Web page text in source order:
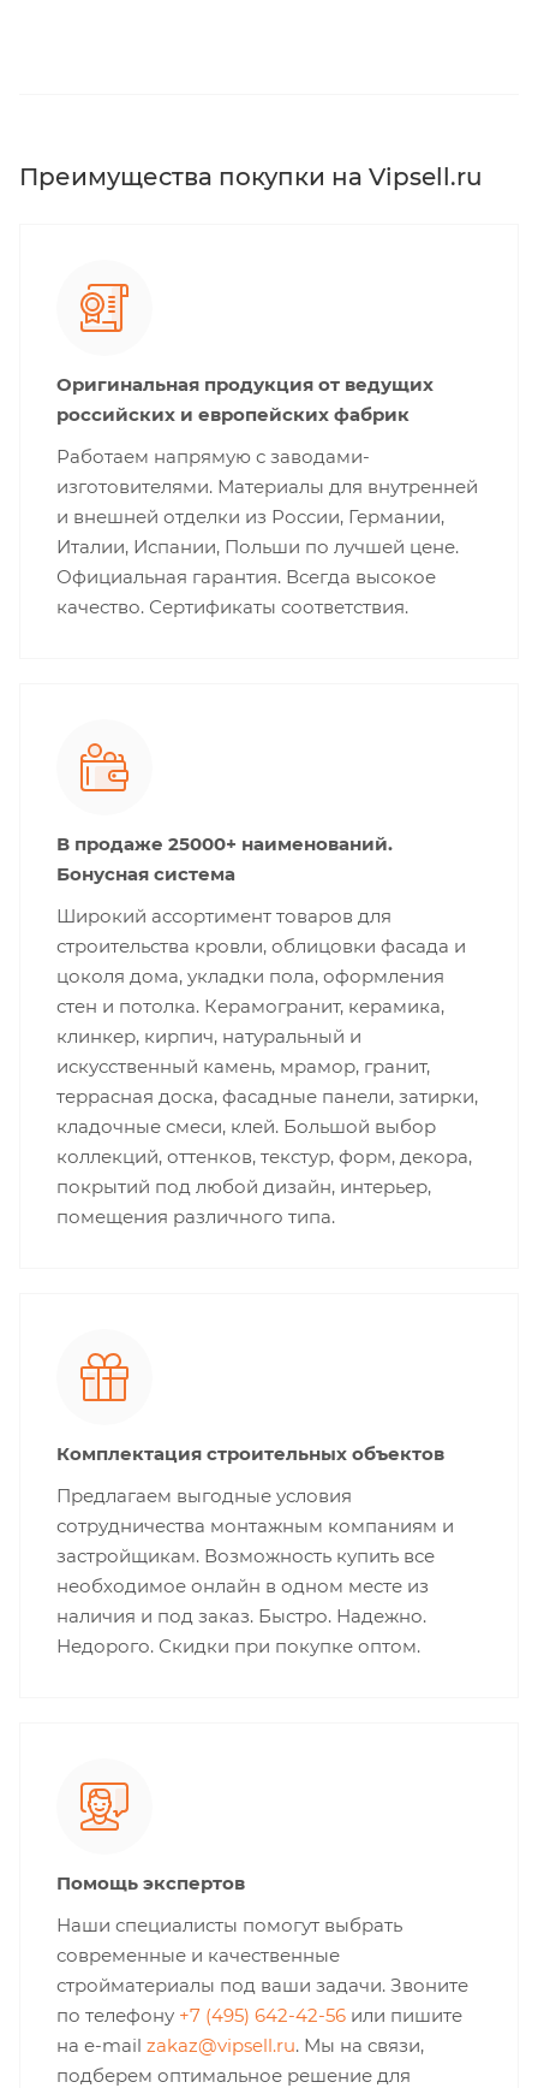
Преимущества покупки на Vipsell.ru
Оригинальная продукция от ведущих
российских и европейских фабрик
Работаем напрямую с заводами-
изготовителями. Материалы для внутренней
и внешней отделки из России, Германии,
Италии, Испании, Польши по лучшей цене.
Официальная гарантия. Всегда высокое
качество. Сертификаты соответствия.
В продаже 25000+ наименований.
Бонусная система
Широкий ассортимент товаров для
строительства кровли, облицовки фасада и
цоколя дома, укладки пола, оформления
стен и потолка. Керамогранит, керамика,
клинкер, кирпич, натуральный и
искусственный камень, мрамор, гранит,
террасная доска, фасадные панели, затирки,
кладочные смеси, клей. Большой выбор
коллекций, оттенков, текстур, форм, декора,
покрытий под любой дизайн, интерьер,
помещения различного типа.
Комплектация строительных объектов
Предлагаем выгодные условия
сотрудничества монтажным компаниям и
застройщикам. Возможность купить все
необходимое онлайн в одном месте из
наличия и под заказ. Быстро. Надежно.
Недорого. Скидки при покупке оптом.
Помощь экспертов
Наши специалисты помогут выбрать
современные и качественные
стройматериалы под ваши задачи. Звоните
по телефону +7 (495) 642-42-56 или пишите
на e-mail zakaz@vipsell.ru. Мы на связи,
подберем оптимальное решение для